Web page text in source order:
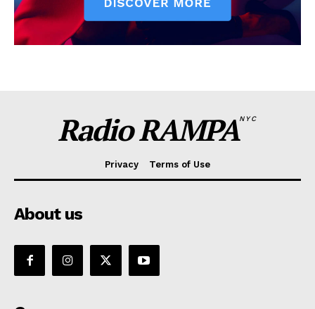
Radio RAMPANYC
Privacy Terms of Use
About us